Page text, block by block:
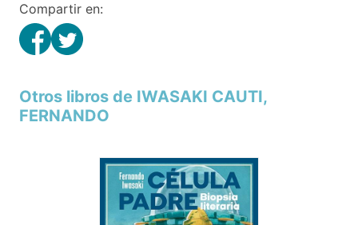
Compartir en:
Otros libros de IWASAKI CAUTI,
FERNANDO